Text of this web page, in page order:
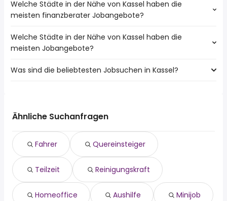
Welche Städte in der Nähe von Kassel haben die
meisten finanzberater Jobangebote?
Städte in der Nähe von Kassel mit den meisten
finanzberater Jobs:
Welche Städte in der Nähe von Kassel haben die
meisten Jobangebote?
10 Städte in der Nähe von Kassel mit den meisten
Lohfelden
Schauenburg
Felsberg
Was sind die beliebtesten Jobsuchen in Kassel?
quereinsteiger
reinigungskraft
homeoffice
aushilfe
minijob
520 euro
lkw fahrer
Ähnliche Suchanfragen
Fahrer Quereinsteiger
Teilzeit Reinigungskraft
Homeoffice Aushilfe Minijob